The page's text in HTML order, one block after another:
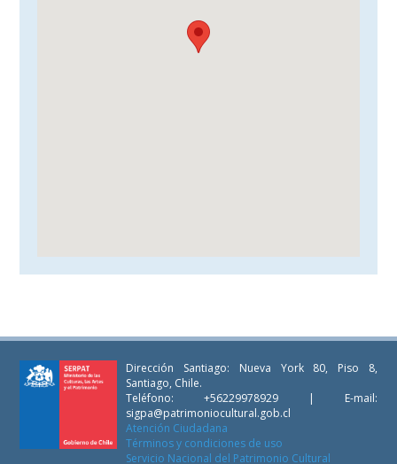
Dirección Santiago: Nueva York 80, Piso 8,
Santiago, Chile.
Teléfono: +56229978929 | E-mail:
sigpa@patrimoniocultural.gob.cl
Atención Ciudadana
Términos y condiciones de uso
Servicio Nacional del Patrimonio Cultural